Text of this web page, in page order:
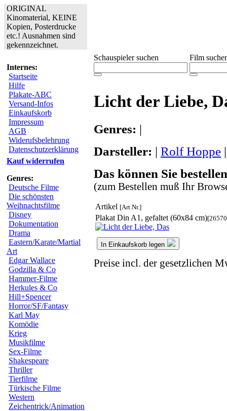
ORIGINAL
Kinomaterial, KEINE
Kopien, Posterdrucke
etc.! Ausnahmen sind
gekennzeichnet.
Internes:
Startseite
Hilfe
Plakate-ABC
Versand-Infos
Einkaufskorb
Impressum
AGB
Widerufsbelehrung
Datenschutzerklärung
Kauf widerrufen
Genres:
Deutsche Filme
Die schönsten
Weihnachtsfilme
Disney
Dokumentation
Drama
Eastern/Karate/Martial
Art
Edgar Wallace
Godzilla & Co
Hammer-Filme
Herkules & Co
Hill+Spencer
Horror/SF/Fantasy
Karl May
Komödie
Krieg
Musikfilme
Sex-Filme
Shakespeare
Thriller
Tierfilme
Türkische Filme
Western
Zeichentrick/Animation
Schauspieler suchen Film
Licht der Liebe,
Genres: |
Darsteller: | Rolf Hoppe |
Das können Sie
(zum Bestellen muß Ihr
Artikel [Art.Nr.]
Plakat Din A1, gefaltet (60x84 cm)
In Einkaufskorb legen
Preise incl. der gesetzlichen